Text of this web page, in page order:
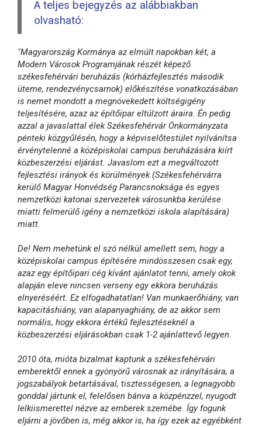
A teljes bejegyzés az alábbiakban
olvasható:
"Magyarország Kormánya az elmúlt napokban két, a
Modern Városok Programjának részét képező
székesfehérvári beruházás (kórházfejlesztés második
üteme, rendezvénycsarnok) előkészítése vonatkozásában
is nemet mondott a megnövekedett költségigény
teljesítésére, azaz az építőipar eltúlzott áraira. Én pedig
azzal a javaslattal élek Székesfehérvár Önkormányzata
pénteki közgyűlésén, hogy a képviselőtestület nyilvánítsa
érvénytelenné a középiskolai campus beruházására kiírt
közbeszerzési eljárást. Javaslom ezt a megváltozott
fejlesztési irányok és körülmények (Székesfehérvárra
kerülő Magyar Honvédség Parancsnoksága és egyes
nemzetközi katonai szervezetek városunkba kerülése
miatti felmerülő igény a nemzetközi iskola alapítására)
miatt.
De! Nem mehetünk el szó nélkül amellett sem, hogy a
középiskolai campus építésére mindösszesen csak egy,
azaz egy építőipari cég kívánt ajánlatot tenni, amely okok
alapján eleve nincsen verseny egy ekkora beruházás
elnyeréséért. Ez elfogadhatatlan! Van munkaerőhiány, van
kapacitáshiány, van alapanyaghiány, de az akkor sem
normális, hogy ekkora értékű fejlesztéseknél a
közbeszerzési eljárásokban csak 1-2 ajánlattevő legyen.
2010 óta, mióta bizalmat kaptunk a székesfehérvári
emberektől ennek a gyönyörű városnak az irányítására, a
jogszabályok betartásával, tisztességesen, a legnagyobb
gonddal jártunk el, felelősen bánva a közpénzzel, nyugodt
lelkiismerettel nézve az emberek szemébe. Így fogunk
eljárni a jövőben is, még akkor is, ha így ezek az egyébként